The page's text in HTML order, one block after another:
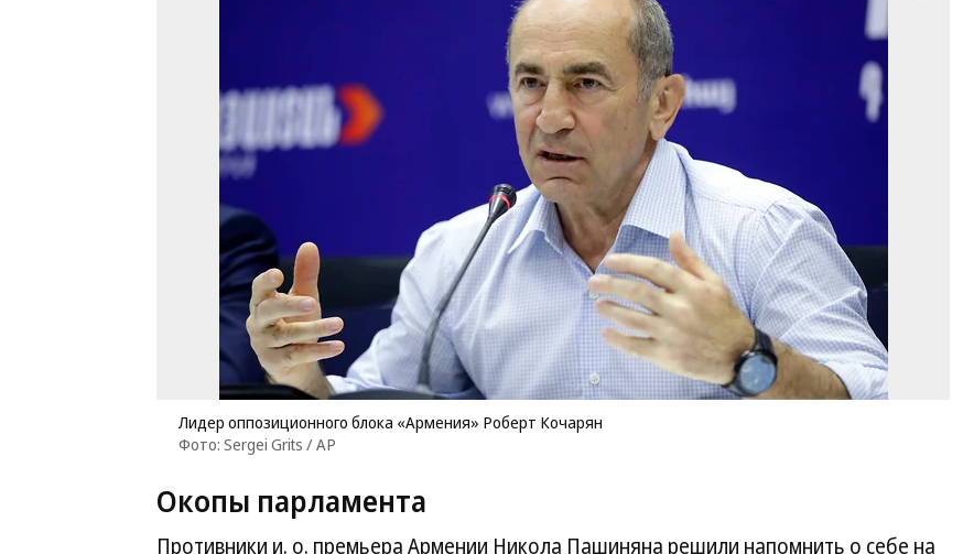
Лидер оппозиционного блока «Армения» Роберт Кочарян
Фото: Sergei Grits / AP
Окопы парламента
Противники и. о. премьера Армении Никола Пашиняна решили напомнить о себе на